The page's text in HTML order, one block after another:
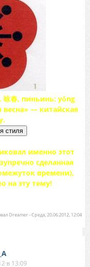
咏春, пиньинь: yǒng
— китайская
именно этот
сделанная
времени),
на эту тему!
Dreamer-Среда, 20.06.2012, 12:04
в 13:09